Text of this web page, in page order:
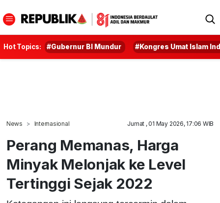
Hot Topics: #Gubernur BI Mundur #Kongres Umat Islam
News Internasional Jumat , 01 May 2026, 17:06 WIB
Perang Memanas, Harga
Minyak Melonjak ke Level
Tertinggi Sejak 2022